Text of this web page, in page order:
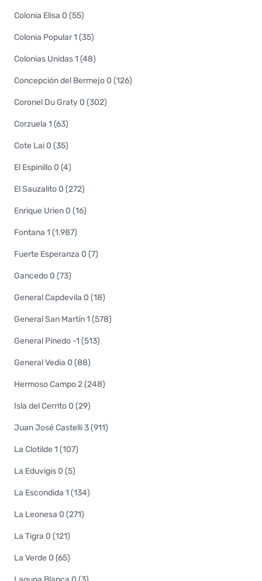
Colonia Elisa 0 (55)
Colonia Popular 1 (35)
Colonias Unidas 1 (48)
Concepción del Bermejo 0 (126)
Coronel Du Graty 0 (302)
Corzuela 1 (63)
Cote Lai 0 (35)
El Espinillo 0 (4)
El Sauzalito 0 (272)
Enrique Urien 0 (16)
Fontana 1 (1.987)
Fuerte Esperanza 0 (7)
Gancedo 0 (73)
General Capdevila 0 (18)
General San Martín 1 (578)
General Pinedo -1 (513)
General Vedia 0 (88)
Hermoso Campo 2 (248)
Isla del Cerrito 0 (29)
Juan José Castelli 3 (911)
La Clotilde 1 (107)
La Eduvigis 0 (5)
La Escondida 1 (134)
La Leonesa 0 (271)
La Tigra 0 (121)
La Verde 0 (65)